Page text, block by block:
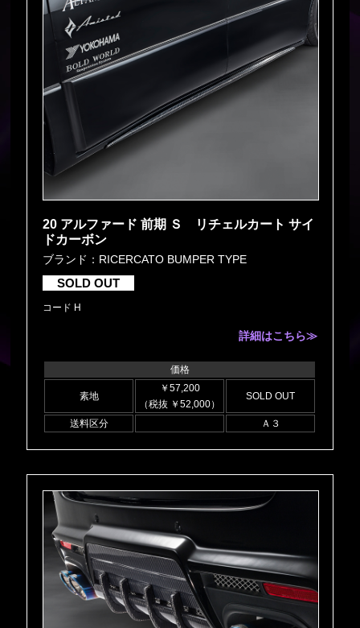
20 アルファード 前期 Ｓ リチェルカート サイ
ドカーボン
ブランド：RICERCATO BUMPER TYPE
SOLD OUT
コード H
詳細はこちら≫
価格
素地
￥57,200
（税抜 ￥52,000）
SOLD OUT
送料区分 Ａ３